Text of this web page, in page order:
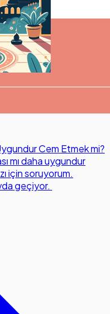
Cem Etmek mi?
mı daha uygundur
için soruyorum.
geçiyor.